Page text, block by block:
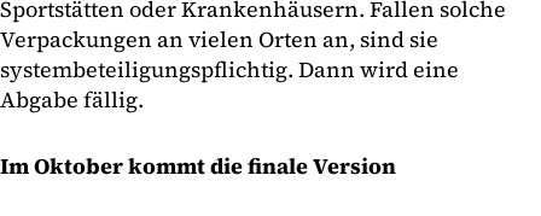
Sportstätten oder Krankenhäusern. Fallen solche
Verpackungen an vielen Orten an, sind sie
systembeteiligungspflichtig. Dann wird eine
Abgabe fällig.
Im Oktober kommt die finale Version